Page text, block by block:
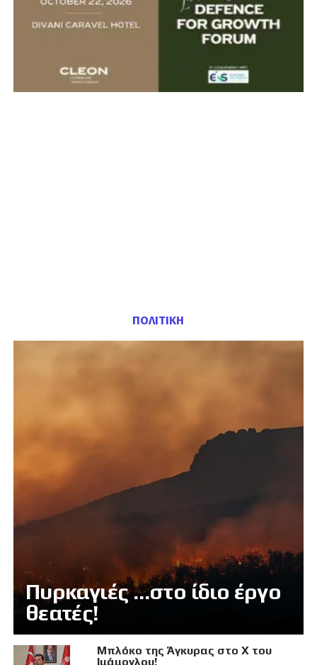
ΠΟΛΙΤΙΚΗ
Πυρκαγιές …στο ίδιο έργο
θεατές!
Μπλόκο της Άγκυρας στο X του
Ιμάμογλου!